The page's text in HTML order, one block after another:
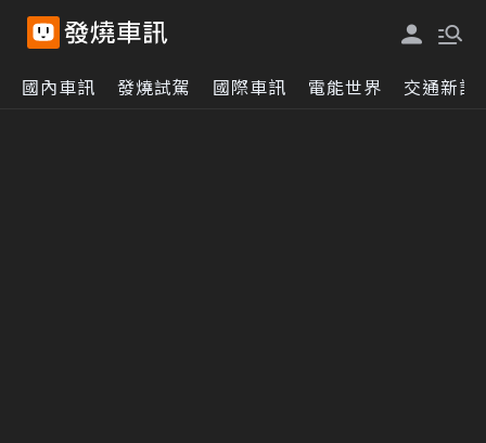
國內車訊 發燒試駕 國際車訊 電能世界 交通新訊